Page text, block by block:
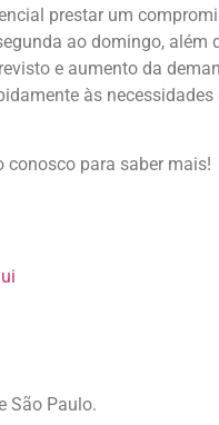
prestar um
ao domingo, além
e aumento da
às
conosco para saber mais!
São Paulo.